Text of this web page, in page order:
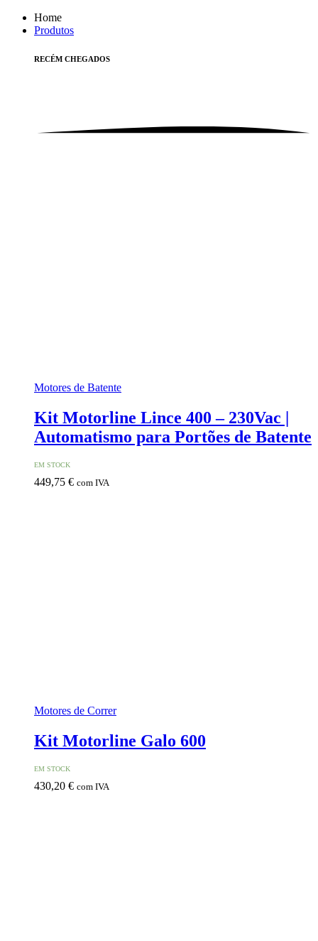
Home
Produtos
RECÉM CHEGADOS
Motores de Batente
Kit Motorline Lince 400 – 230Vac |
Automatismo para Portões de Batente
EM STOCK
449,75 € com IVA
Motores de Correr
Kit Motorline Galo 600
EM STOCK
430,20 € com IVA